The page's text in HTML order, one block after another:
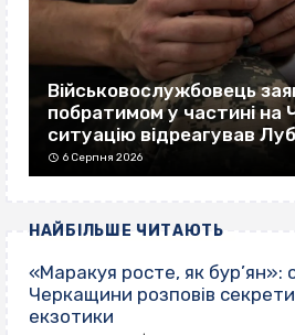
Військовослужбовець
побратимом у частині на
ситуацію відреагував
6 Серпня 2026
НАЙБІЛЬШЕ ЧИТАЮТЬ
«Маракуя росте, як бур’ян»:
Черкащини розповів
екзотики